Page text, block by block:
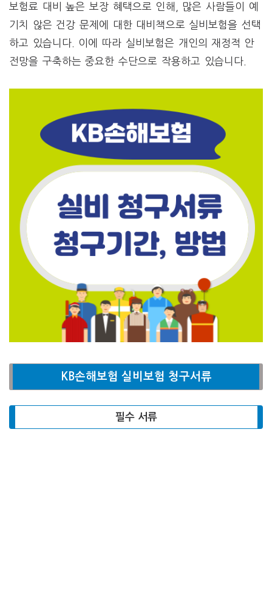
보험료 대비 높은 보장 혜택으로 인해, 많은 사람들이 예
기치 않은 건강 문제에 대한 대비책으로 실비보험을 선택
하고 있습니다. 이에 따라 실비보험은 개인의 재정적 안
전망을 구축하는 중요한 수단으로 작용하고 있습니다.
KB손해보험 실비보험 청구서류
필수 서류